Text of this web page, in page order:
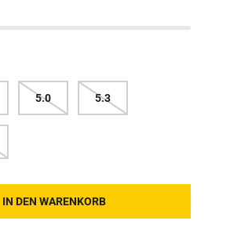
5.0 5.3
IN DEN WARENKORB